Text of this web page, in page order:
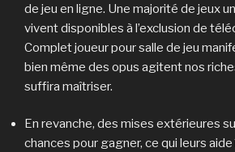
de jeu en ligne. Une majorité de jeux
vivent disponibles à l’exclusion de
Complet joueur pour salle de jeu
bien même des opus agitent nos
suffira maîtriser.
En revanche, des mises extérieures
chances pour gagner, ce qui leurs